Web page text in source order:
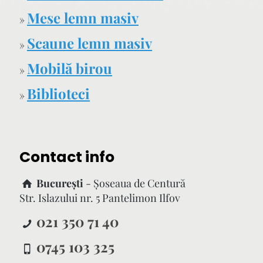
» Mese lemn masiv
» Scaune lemn masiv
» Mobilă birou
» Biblioteci
Contact info
București - Şoseaua de Centură
Str. Islazului nr. 5 Pantelimon Ilfov
021 350 71 40
0745 103 325